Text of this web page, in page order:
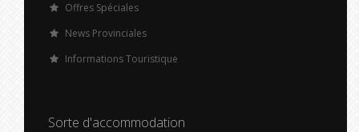
Offres Spéciales
News Provinciales
Informations Touristique
Sorte d'accommodation